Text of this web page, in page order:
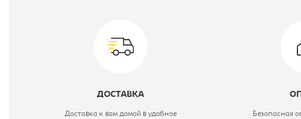
ДОСТАВКА
Доставка к вам домой в удобное
Безопасная